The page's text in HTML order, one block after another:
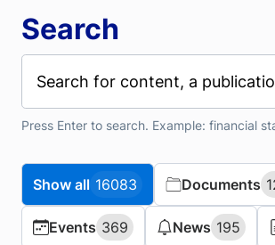
Search
Press Enter to search. Example: financial
Show all 16083
Show all 16083 Documents
Documents
Events 369
Events 369 News 195
News 195